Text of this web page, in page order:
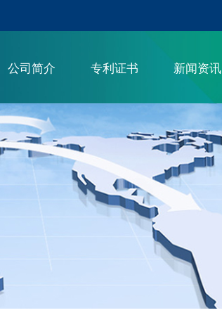
公司简介 专利证书 新闻资讯